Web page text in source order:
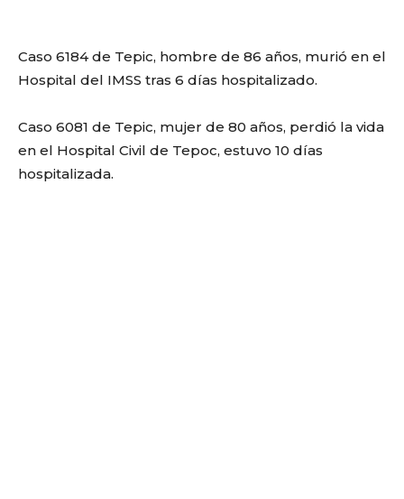
Caso 6184 de Tepic, hombre de 86 años, murió en el
Hospital del IMSS tras 6 días hospitalizado.
Caso 6081 de Tepic, mujer de 80 años, perdió la vida
en el Hospital Civil de Tepoc, estuvo 10 días
hospitalizada.